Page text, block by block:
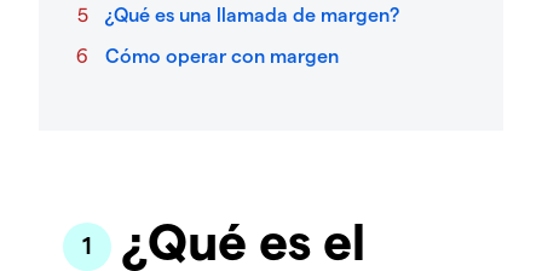
¿Qué es una llamada de margen?
Cómo operar con margen
¿Qué es el